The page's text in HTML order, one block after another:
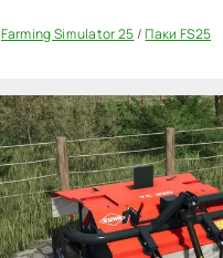
Farming Simulator 25/Паки FS25